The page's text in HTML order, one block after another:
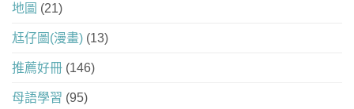
地圖 (21)
尪仔圖(漫畫) (13)
推薦好冊 (146)
母語學習 (95)